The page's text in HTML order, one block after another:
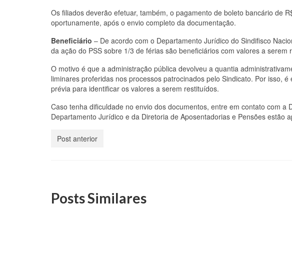
Os filiados deverão efetuar, também, o pagamento de boleto bancário de
oportunamente, após o envio completo da documentação.
Beneficiário – De acordo com o Departamento Jurídico do Sindifisco
da ação do PSS sobre 1/3 de férias são beneficiários com valores a serem
O motivo é que a administração pública devolveu a quantia
liminares proferidas nos processos patrocinados pelo Sindicato. Por isso,
prévia para identificar os valores a serem restituídos.
Caso tenha dificuldade no envio dos documentos, entre em contato com
Departamento Jurídico e da Diretoria de Aposentadorias e Pensões estão
Post anterior
Posts Similares